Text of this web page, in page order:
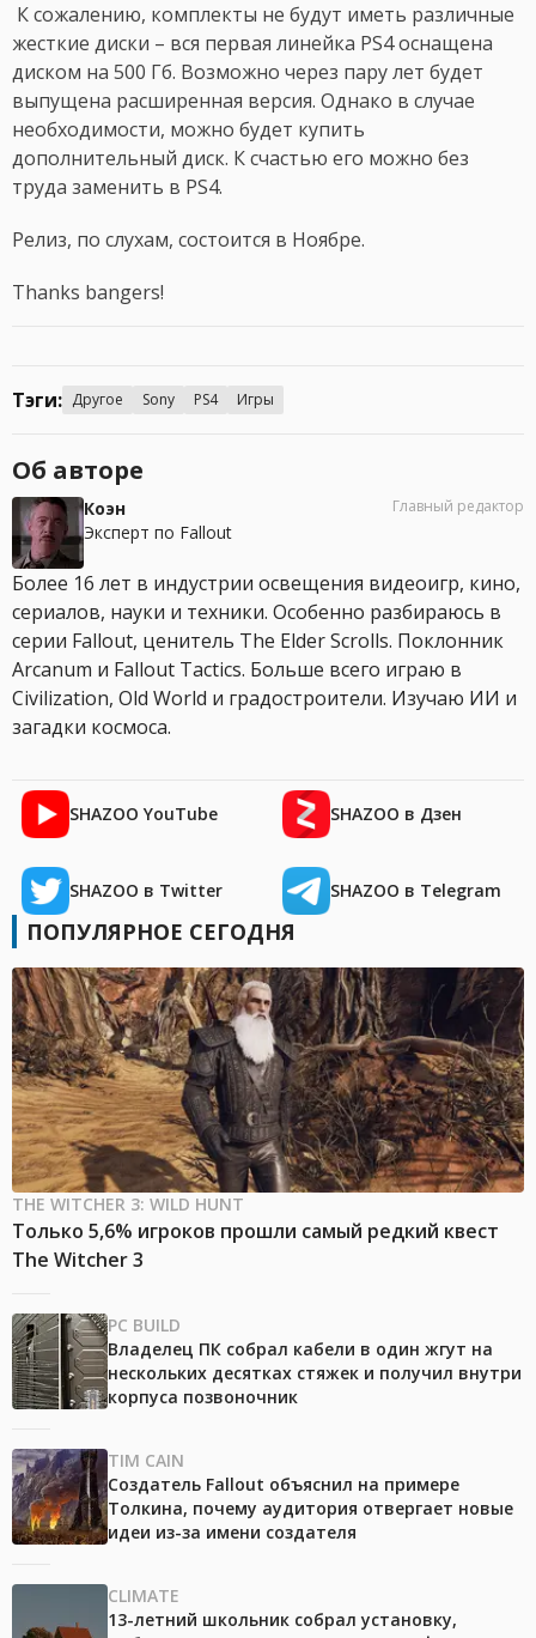
К сожалению, комплекты не будут иметь различные
жесткие диски – вся первая линейка PS4 оснащена
диском на 500 Гб. Возможно через пару лет будет
выпущена расширенная версия. Однако в случае
необходимости, можно будет купить
дополнительный диск. К счастью его можно без
труда заменить в PS4.
Релиз, по слухам, состоится в Ноябре.
Thanks bangers!
Тэги: Другое Sony PS4 Игры
Об авторе
Коэн
Эксперт по Fallout
Главный редактор
Более 16 лет в индустрии освещения видеоигр, кино,
сериалов, науки и техники. Особенно разбираюсь в
серии Fallout, ценитель The Elder Scrolls. Поклонник
Arcanum и Fallout Tactics. Больше всего играю в
Civilization, Old World и градостроители. Изучаю ИИ и
загадки космоса.
SHAZOO YouTube SHAZOO в Дзен
SHAZOO в Twitter SHAZOO в Telegram
ПОПУЛЯРНОЕ СЕГОДНЯ
THE WITCHER 3: WILD HUNT
Только 5,6% игроков прошли самый редкий квест
The Witcher 3
PC BUILD
Владелец ПК собрал кабели в один жгут на
нескольких десятках стяжек и получил внутри
корпуса позвоночник
TIM CAIN
Создатель Fallout объяснил на примере
Толкина, почему аудитория отвергает новые
идеи из-за имени создателя
CLIMATE
13-летний школьник собрал установку,